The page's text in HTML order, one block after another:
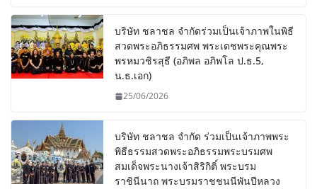
บริษัท ชลาชล จำกัดร่วมเป็นเจ้าภาพในพิธี
สวดพระอภิธรรมศพ พระเดชพระคุณพระ
พรหมวชิรสุธี (อภิพล อภิพโล ป.ธ.5,
น.ธ.เอก)
25/06/2026
บริษัท ชลาชล จำกัด ร่วมเป็นเจ้าภาพพระ
พิธีธรรมสวดพระอภิธรรมพระบรมศพ
สมเด็จพระนางเจ้าสิริกิติ์ พระบรม
ราชินีนาถ พระบรมราชชนนีพันปีหลวง